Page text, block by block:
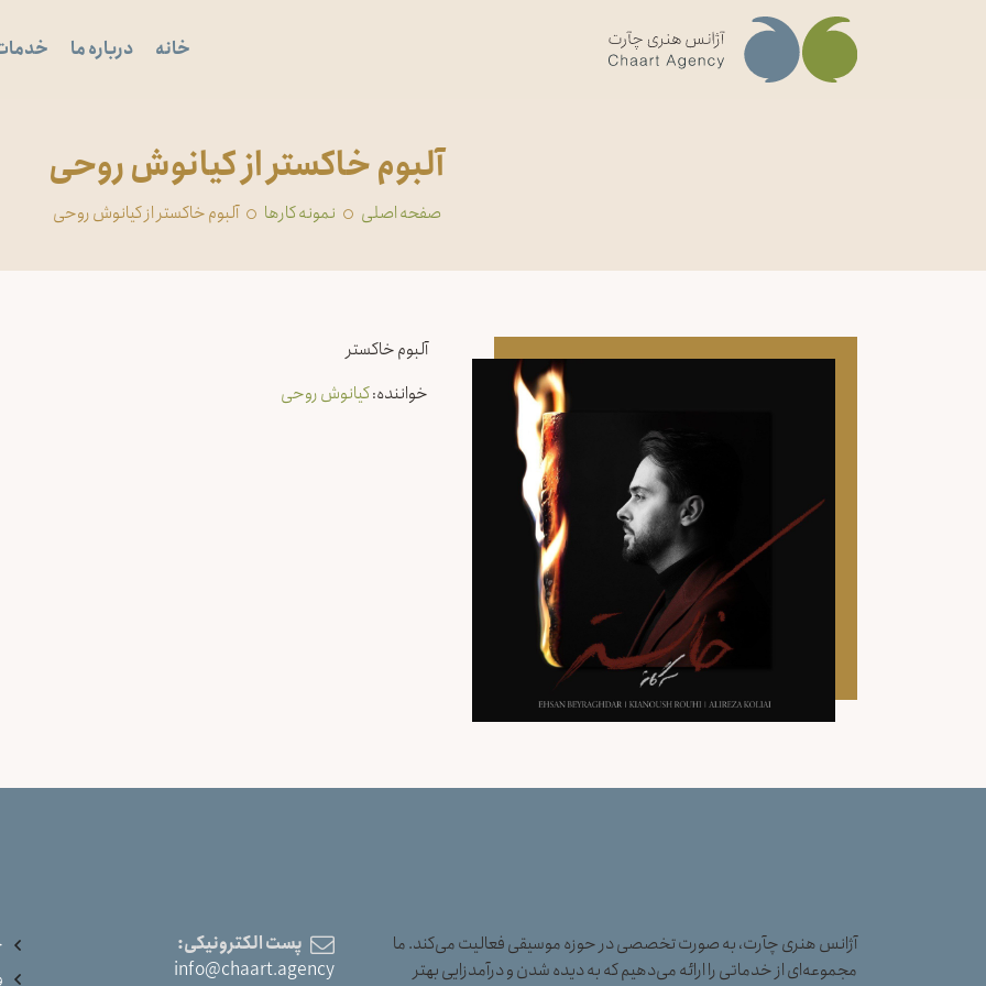
خانه درباره ما
آلبوم خاکستر از کیانوش روحی
صفحه اصلی ‏نمونه کارها آلبوم خاکستر از کیانوش روحی
آلبوم خاکستر
خواننده:کیانوش روحی
آژانس هنری چآرت، به صورت تخصصی در حوزه موسیقی فعالیت می‌کند. ما
مجموعه‌ای از خدماتی را ارائه می‌دهیم که به دیده شدن و درآمدزایی بهتر
پست الکترونیکی:
info@chaart.agency